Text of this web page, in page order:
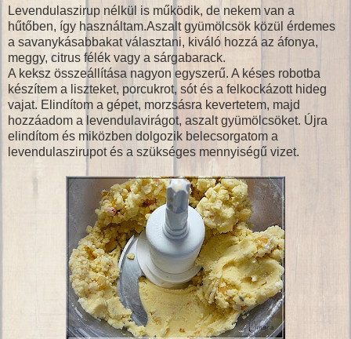
Levendulaszirup nélkül is működik, de nekem van a
hűtőben, így használtam.Aszalt gyümölcsök közül érdemes
a savanykásabbakat választani, kiváló hozzá az áfonya,
meggy, citrus félék vagy a sárgabarack.
A keksz összeállítása nagyon egyszerű. A késes robotba
készítem a liszteket, porcukrot, sót és a felkockázott hideg
vajat. Elindítom a gépet, morzsásra kevertetem, majd
hozzáadom a levendulavirágot, aszalt gyümölcsöket. Újra
elindítom és miközben dolgozik belecsorgatom a
levendulaszirupot és a szükséges mennyiségű vizet.